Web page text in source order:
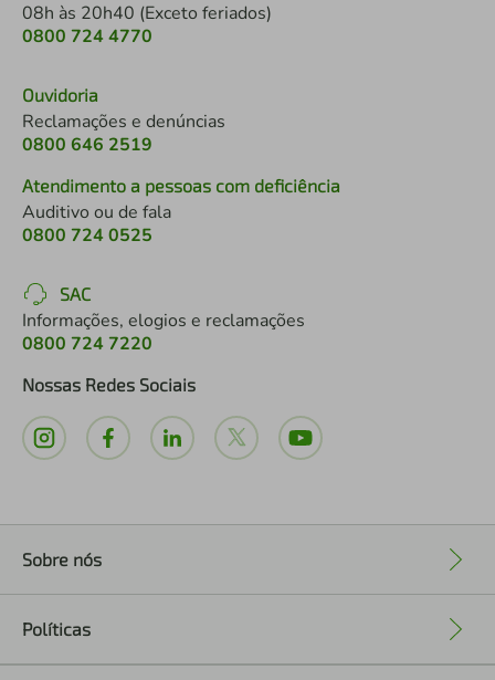
08h às 20h40 (Exceto feriados)
0800 724 4770
Ouvidoria
Reclamações e denúncias
0800 646 2519
Atendimento a pessoas com deficiência
Auditivo ou de fala
0800 724 0525
SAC
Informações, elogios e reclamações
0800 724 7220
Nossas Redes Sociais
Sobre nós
Políticas